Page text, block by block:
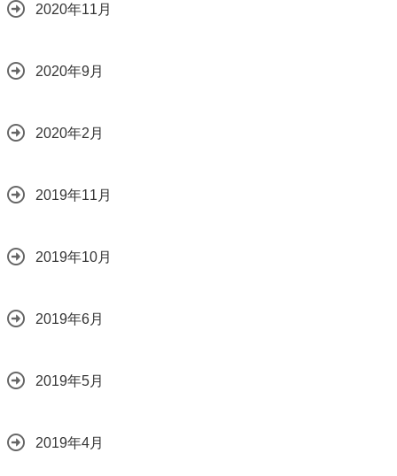
2020年11月
2020年9月
2020年2月
2019年11月
2019年10月
2019年6月
2019年5月
2019年4月